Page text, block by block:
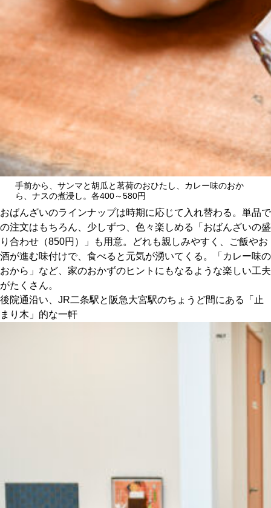
手前から、サンマと胡瓜と茗荷のおひたし、カレー味のおか
ら、ナスの煮浸し。各400～580円
おばんざいのラインナップは時期に応じて入れ替わる。単品で
の注文はもちろん、少しずつ、色々楽しめる「おばんざいの盛
り合わせ（850円）」も用意。どれも親しみやすく、ご飯やお
酒が進む味付けで、食べると元気が湧いてくる。「カレー味の
おから」など、家のおかずのヒントにもなるような楽しい工夫
がたくさん。
後院通沿い、JR二条駅と阪急大宮駅のちょうど間にある「止
まり木」的な一軒